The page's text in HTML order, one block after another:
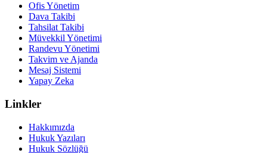
Ofis Yönetim
Dava Takibi
Tahsilat Takibi
Müvekkil Yönetimi
Randevu Yönetimi
Takvim ve Ajanda
Mesaj Sistemi
Yapay Zeka
Linkler
Hakkımızda
Hukuk Yazıları
Hukuk Sözlüğü